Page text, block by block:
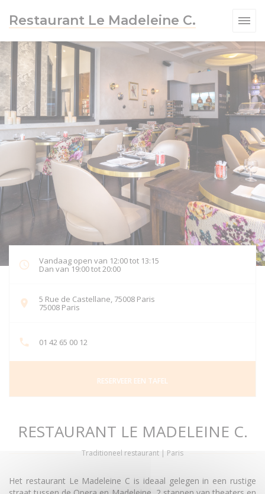
Restaurant Le Madeleine C.
VENSTER))
Vandaag open van 12:00 tot 13:15
Dan van 19:00 tot 20:00
5 Rue de Castellane, 75008 Paris
75008 Paris ((opent in een nieuw venster))
01 42 65 00 12
RESERVEER EEN TAFEL
RESTAURANT LE MADELEINE C.
Traditioneel restaurant | Paris
Het restaurant Le Madeleine C is ideaal gelegen in een rustige